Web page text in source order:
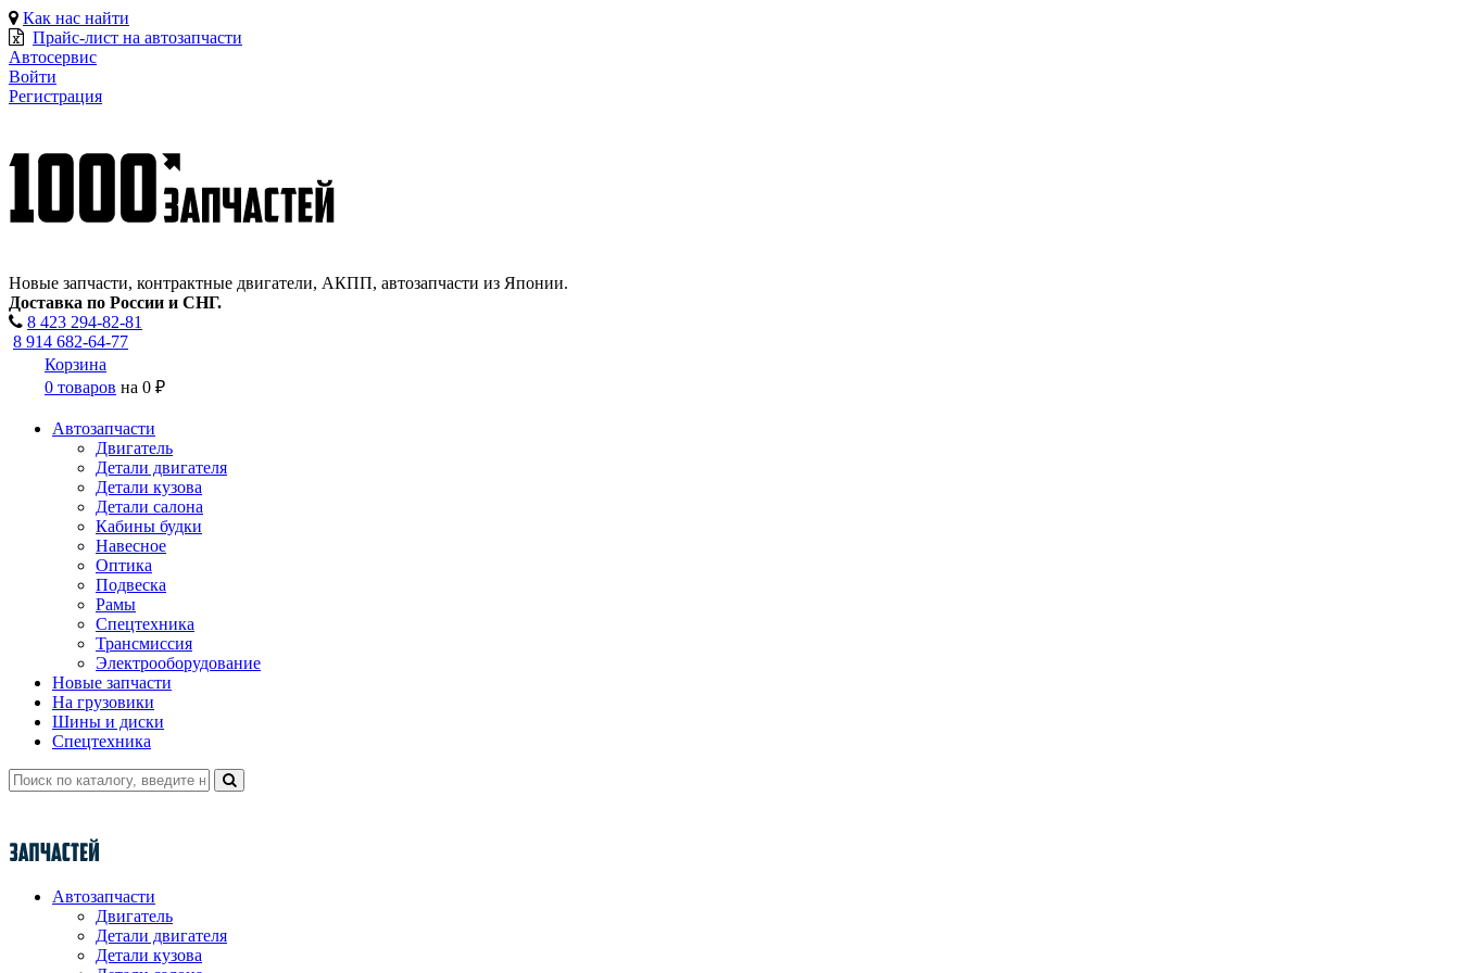
Как нас найти
Прайс-лист на автозапчасти
Автосервис
Войти
Регистрация
Новые запчасти, контрактные двигатели, АКПП, автозапчасти из Японии.
Доставка по России и СНГ.
8 423 294-82-81
8 914 682-64-77
Корзина
0 товаров на 0 ₽
Автозапчасти
Двигатель
Детали двигателя
Детали кузова
Детали салона
Кабины будки
Навесное
Оптика
Подвеска
Рамы
Спецтехника
Трансмиссия
Электрооборудование
Новые запчасти
На грузовики
Шины и диски
Спецтехника
Автозапчасти
Двигатель
Детали двигателя
Детали кузова